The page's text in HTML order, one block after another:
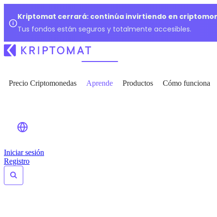
Kriptomat cerrará: continúa invirtiendo en
Tus fondos están seguros y totalmente accesibles.
Precio Criptomonedas Aprende Productos Cómo funciona
Iniciar sesión
Registro